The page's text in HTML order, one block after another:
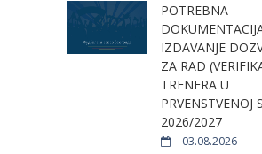
POTREBNA
IZDAVANJE
ZA RAD
TRENERA U
PRVENSTVENOJ
2026/2027
03.08.2026